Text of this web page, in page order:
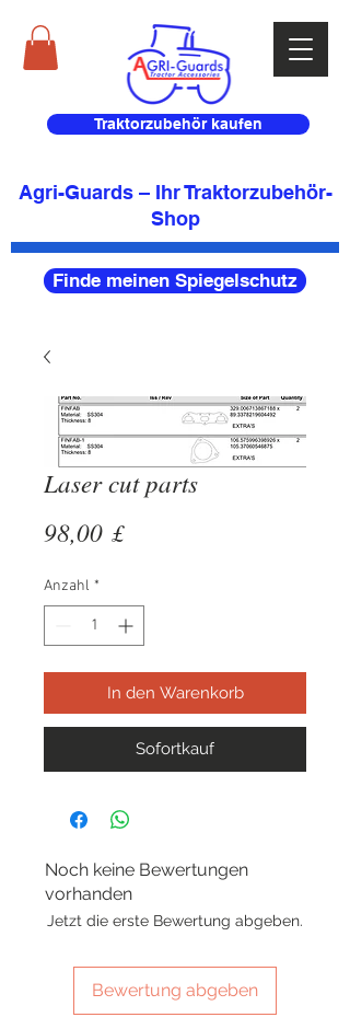
Traktorzubehör kaufen
Agri-Guards – Ihr Traktorzubehör-
Shop
Finde meinen Spiegelschutz
Laser cut parts
98,00 £Preis
Anzahl *
In den Warenkorb
Sofortkauf
Noch keine Bewertungen
vorhanden
Jetzt die erste Bewertung abgeben.
Bewertung abgeben